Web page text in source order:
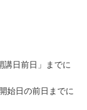
日前日」までに
始日の前日までに